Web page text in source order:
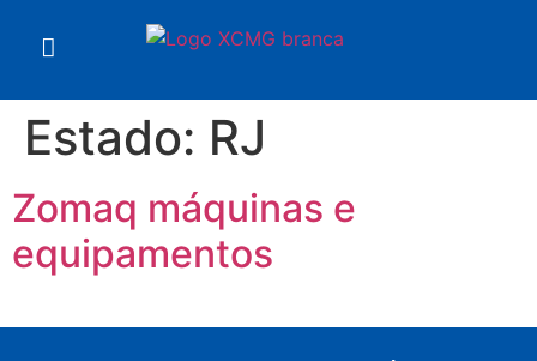
Estado: RJ
Zomaq máquinas e
equipamentos